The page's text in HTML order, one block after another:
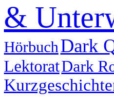
&
HörbuchDark
LektoratDark